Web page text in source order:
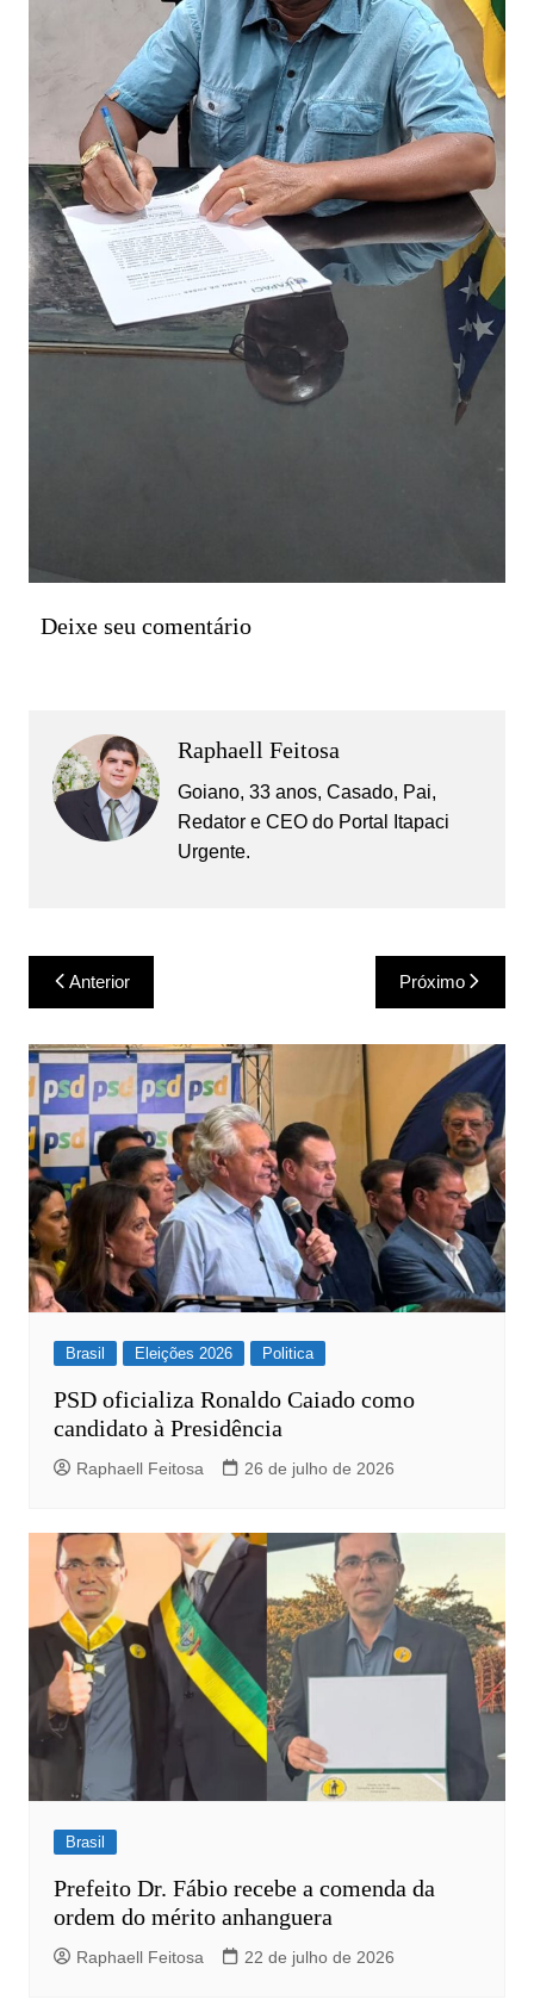
Deixe seu comentário
Raphaell Feitosa
Goiano, 33 anos, Casado, Pai,
Redator e CEO do Portal Itapaci
Urgente.
Navegação
de
Post
Anterior Próximo
Brasil Eleições 2026 Politica
PSD oficializa Ronaldo Caiado como
candidato à Presidência
Raphaell Feitosa 26 de julho de 2026
Brasil
Prefeito Dr. Fábio recebe a comenda da
ordem do mérito anhanguera
Raphaell Feitosa 22 de julho de 2026